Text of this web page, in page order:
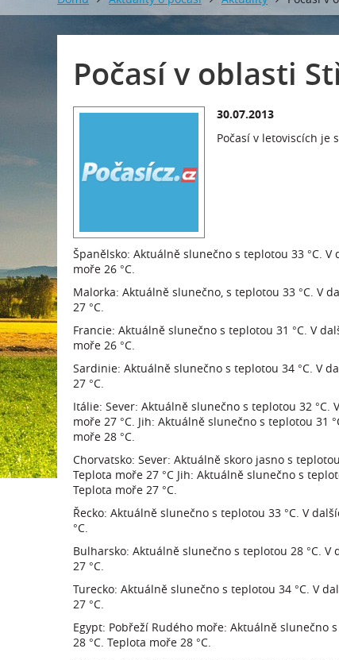
Počasí v oblasti
30.07.2013
Počasí v letoviscích je
Španělsko: Aktuálně slunečno s teplotou 33 °C.
moře 26 °C.
Malorka: Aktuálně slunečno, s teplotou 33 °C. V
27 °C.
Francie: Aktuálně slunečno s teplotou 31 °C. V
moře 26 °C.
Sardinie: Aktuálně slunečno s teplotou 34 °C. V
27 °C.
Itálie: Sever: Aktuálně slunečno s teplotou 32
moře 27 °C. Jih: Aktuálně slunečno s teplotou 31
moře 28 °C.
Chorvatsko: Sever: Aktuálně skoro jasno s
Teplota moře 27 °C Jih: Aktuálně slunečno s
Teplota moře 27 °C.
Řecko: Aktuálně slunečno s teplotou 33 °C. V
°C.
Bulharsko: Aktuálně slunečno s teplotou 28 °C.
27 °C.
Turecko: Aktuálně slunečno s teplotou 34 °C. V
27 °C.
Egypt: Pobřeží Rudého moře: Aktuálně slunečno
28 °C. Teplota moře 28 °C.